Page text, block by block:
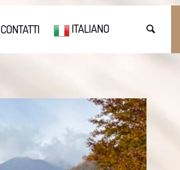
CONTATTI ITALIANO